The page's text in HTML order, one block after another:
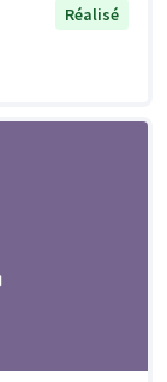
Réalisé